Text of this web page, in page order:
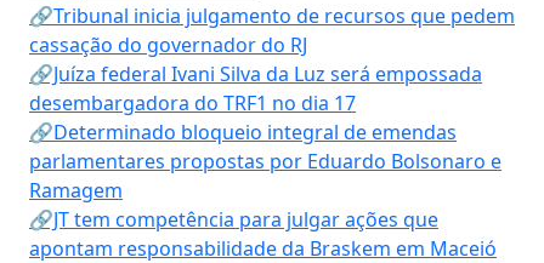
🔗Tribunal inicia julgamento de recursos que pedem
cassação do governador do RJ
🔗Juíza federal Ivani Silva da Luz será empossada
desembargadora do TRF1 no dia 17
🔗Determinado bloqueio integral de emendas
parlamentares propostas por Eduardo Bolsonaro e
Ramagem
🔗JT tem competência para julgar ações que
apontam responsabilidade da Braskem em Maceió